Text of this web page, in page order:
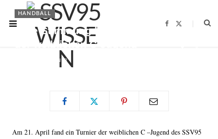
F
HANDBALL
Gute Stimmung beim Turnier
der weiblichen C-Jugend
FABIAN BRENNER
Am 21. April fand ein Turnier der weiblichen C –Jugend des SSV95